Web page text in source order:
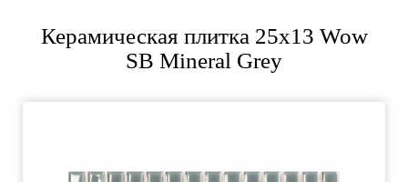
Керамическая плитка 25x13 Wow
SB Mineral Grey